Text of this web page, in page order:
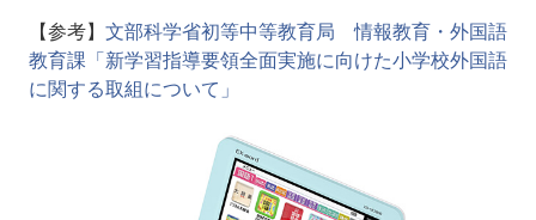
【参考】 文部科学省初等中等教育局 情報教育・外国語
教育課「新学習指導要領全面実施に向けた小学校外国語
に関する取組について」